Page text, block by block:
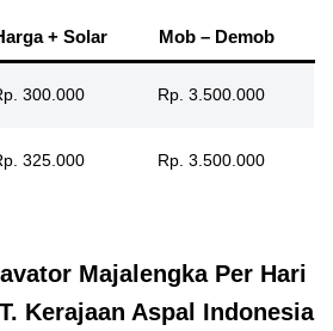
+ Solar Mob – Demob
300.000 Rp. 3.500.000
325.000 Rp. 3.500.000
Majalengka Per Hari
Kerajaan Aspal Indonesia